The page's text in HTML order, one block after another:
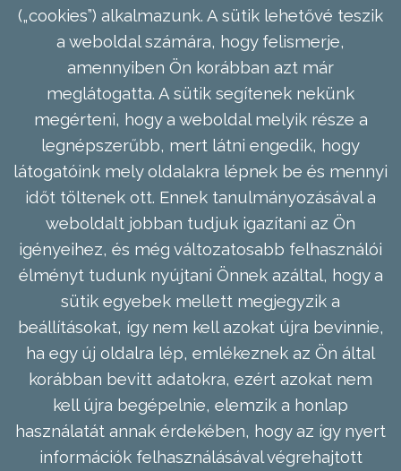
(„cookies”) alkalmazunk. A sütik lehetővé teszik
a weboldal számára, hogy felismerje,
amennyiben Ön korábban azt már
meglátogatta. A sütik segítenek nekünk
megérteni, hogy a weboldal melyik része a
legnépszerűbb, mert látni engedik, hogy
látogatóink mely oldalakra lépnek be és mennyi
időt töltenek ott. Ennek tanulmányozásával a
weboldalt jobban tudjuk igazítani az Ön
igényeihez, és még változatosabb felhasználói
élményt tudunk nyújtani Önnek azáltal, hogy a
sütik egyebek mellett megjegyzik a
beállításokat, így nem kell azokat újra bevinnie,
ha egy új oldalra lép, emlékeznek az Ön által
korábban bevitt adatokra, ezért azokat nem
kell újra begépelnie, elemzik a honlap
használatát annak érdekében, hogy az így nyert
információk felhasználásával végrehajtott